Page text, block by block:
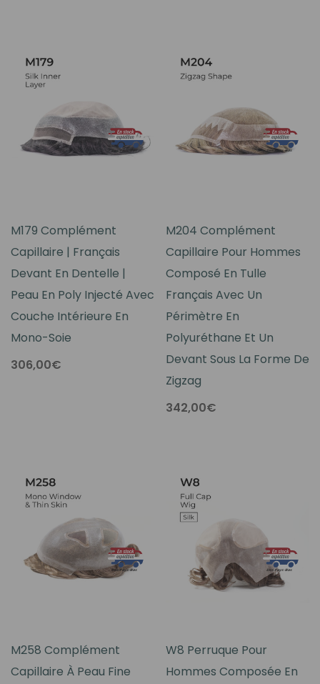
M179 Complément
Capillaire | Français
Devant En Dentelle |
Peau En Poly Injecté Avec
Couche Intérieure En
Mono-Soie
306,00€
M204 Complément
Capillaire Pour Hommes
Composé En Tulle
Français Avec Un
Périmètre En
Polyuréthane Et Un
Devant Sous La Forme De
Zigzag
342,00€
M258 Complément
Capillaire À Peau Fine
W8 Perruque Pour
Hommes Composée En